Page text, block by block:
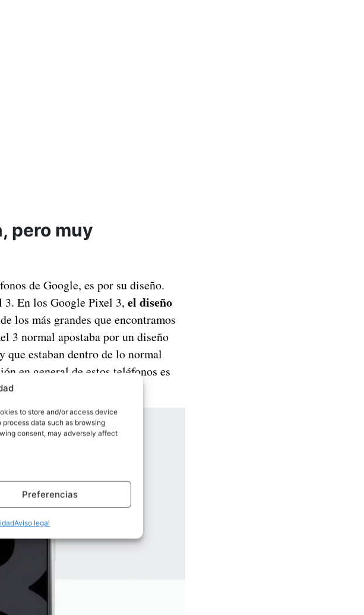
to store and/or access device
data such as browsing
consent, may adversely affect
Preferencias
Aviso legal
pero muy
de Google, es por su diseño.
3. En los Google Pixel 3, el diseño
los más grandes que encontramos
3 normal apostaba por un diseño
estaban dentro de lo normal
en general de estos teléfonos es
en los marcos.